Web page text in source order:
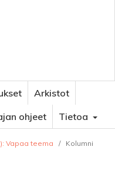
Arkistot
ohjeet Tietoa
Vapaa teema / Kolumni